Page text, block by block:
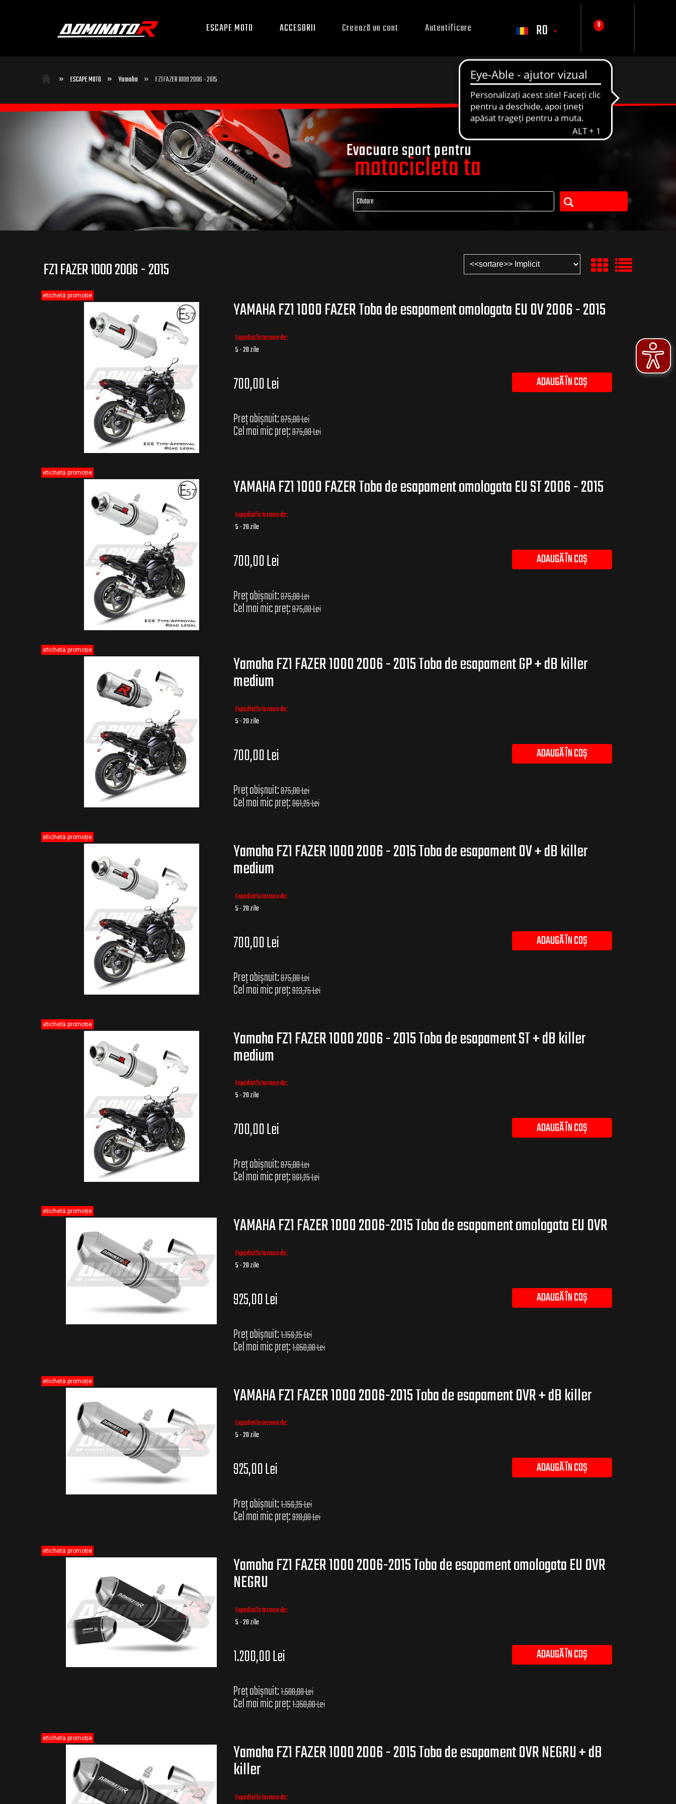
ESCAPE MOTO ACCESORII Creează un cont Autentificare RO 0
» ESCAPE MOTO » Yamaha » FZ1 FAZER 1000 2006 - 2015
Evacuare sport pentru
motocicleta ta
FZ1 FAZER 1000 2006 - 2015
YAMAHA FZ1 1000 FAZER Toba de esapament omologata EU OV 2006 - 2015
Expediat în termen de:
5 - 20 zile
700,00 Lei
Preț obișnuit:875,00 Lei
Cel mai mic preț:875,00 Lei
ADAUGĂ ÎN COȘ
etichetă promoție
YAMAHA FZ1 1000 FAZER Toba de esapament omologata EU ST 2006 - 2015
Expediat în termen de:
5 - 20 zile
700,00 Lei
Preț obișnuit:875,00 Lei
Cel mai mic preț:875,00 Lei
ADAUGĂ ÎN COȘ
etichetă promoție
Yamaha FZ1 FAZER 1000 2006 - 2015 Toba de esapament GP + dB killer
medium
Expediat în termen de:
5 - 20 zile
700,00 Lei
Preț obișnuit:875,00 Lei
Cel mai mic preț:861,25 Lei
ADAUGĂ ÎN COȘ
etichetă promoție
Yamaha FZ1 FAZER 1000 2006 - 2015 Toba de esapament OV + dB killer
medium
Expediat în termen de:
5 - 20 zile
700,00 Lei
Preț obișnuit:875,00 Lei
Cel mai mic preț:923,75 Lei
ADAUGĂ ÎN COȘ
etichetă promoție
Yamaha FZ1 FAZER 1000 2006 - 2015 Toba de esapament ST + dB killer
medium
Expediat în termen de:
5 - 20 zile
700,00 Lei
Preț obișnuit:875,00 Lei
Cel mai mic preț:861,25 Lei
ADAUGĂ ÎN COȘ
etichetă promoție
YAMAHA FZ1 FAZER 1000 2006-2015 Toba de esapament omologata EU OVR
Expediat în termen de:
5 - 20 zile
925,00 Lei
Preț obișnuit:1.156,25 Lei
Cel mai mic preț:1.050,00 Lei
ADAUGĂ ÎN COȘ
etichetă promoție
YAMAHA FZ1 FAZER 1000 2006-2015 Toba de esapament OVR + dB killer
Expediat în termen de:
5 - 20 zile
925,00 Lei
Preț obișnuit:1.156,25 Lei
Cel mai mic preț:920,00 Lei
ADAUGĂ ÎN COȘ
etichetă promoție
Yamaha FZ1 FAZER 1000 2006-2015 Toba de esapament omologata EU OVR
NEGRU
Expediat în termen de:
5 - 20 zile
1.200,00 Lei
Preț obișnuit:1.500,00 Lei
Cel mai mic preț:1.350,00 Lei
ADAUGĂ ÎN COȘ
etichetă promoție
Yamaha FZ1 FAZER 1000 2006 - 2015 Toba de esapament OVR NEGRU + dB
killer
Expediat în termen de:
etichetă promoție